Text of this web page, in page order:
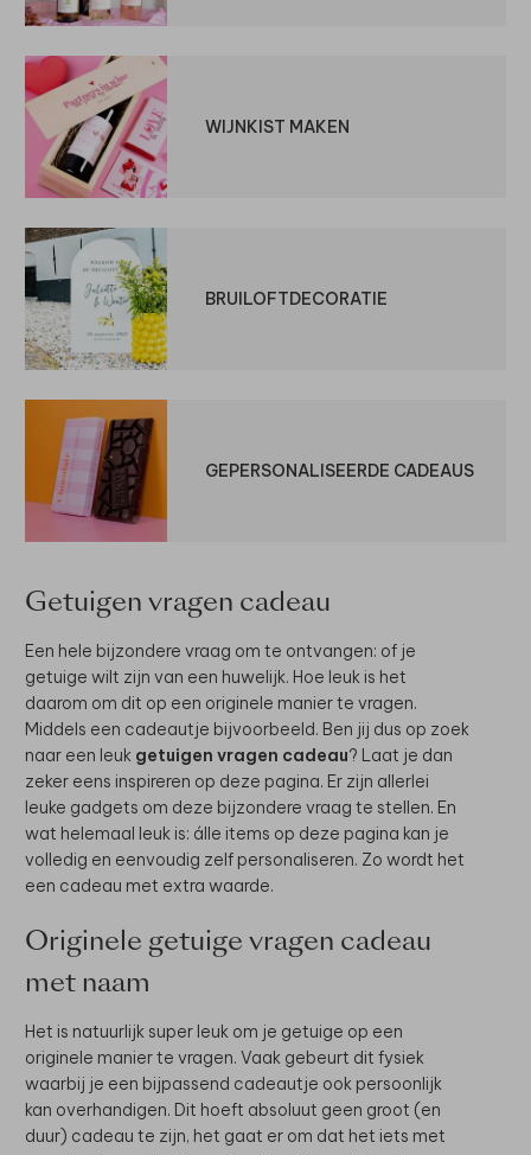
WIJNKIST MAKEN
BRUILOFTDECORATIE
GEPERSONALISEERDE CADEAUS
Getuigen vragen cadeau
Een hele bijzondere vraag om te ontvangen: of je
getuige wilt zijn van een huwelijk. Hoe leuk is het
daarom om dit op een originele manier te vragen.
Middels een cadeautje bijvoorbeeld. Ben jij dus op zoek
naar een leuk getuigen vragen cadeau? Laat je dan
zeker eens inspireren op deze pagina. Er zijn allerlei
leuke gadgets om deze bijzondere vraag te stellen. En
wat helemaal leuk is: álle items op deze pagina kan je
volledig en eenvoudig zelf personaliseren. Zo wordt het
een cadeau met extra waarde.
Originele getuige vragen cadeau
met naam
Het is natuurlijk super leuk om je getuige op een
originele manier te vragen. Vaak gebeurt dit fysiek
waarbij je een bijpassend cadeautje ook persoonlijk
kan overhandigen. Dit hoeft absoluut geen groot (en
duur) cadeau te zijn, het gaat er om dat het iets met